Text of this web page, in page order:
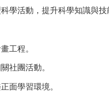
學活動，提升科學知識與技
工程。
社團活動。
面學習環境。